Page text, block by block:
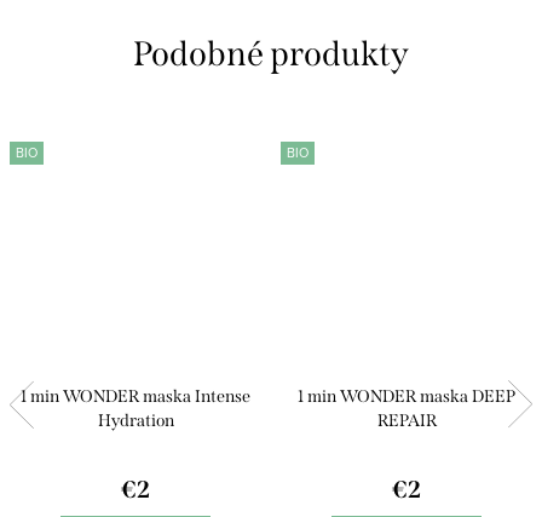
BIO
1 min WONDER maska Intense
Hydration
€2
BIO
1 min WONDER maska DEEP
REPAIR
€2